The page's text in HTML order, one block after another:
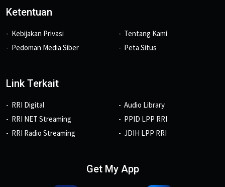
Ketentuan
Kebijakan Privasi
Pedoman Media Siber
Tentang Kami
Peta Situs
Link Terkait
RRI Digital
RRI NET Streaming
RRI Radio Streaming
Audio Library
PPID LPP RRI
JDIH LPP RRI
Get My App